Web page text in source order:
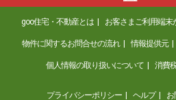
goo住宅・不動産とは お客さまご利用端末
物件に関するお問合せの流れ 情報提供元
個人情報の取り扱いについて 消費
プライバシーポリシー ヘルプ お